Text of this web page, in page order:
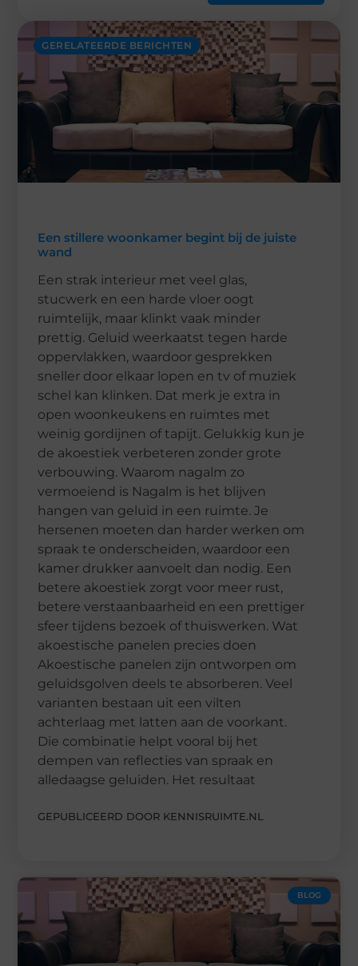
GERELATEERDE BERICHTEN
Een stillere woonkamer begint bij de juiste
wand
Een strak interieur met veel glas,
stucwerk en een harde vloer oogt
ruimtelijk, maar klinkt vaak minder
prettig. Geluid weerkaatst tegen harde
oppervlakken, waardoor gesprekken
sneller door elkaar lopen en tv of muziek
schel kan klinken. Dat merk je extra in
open woonkeukens en ruimtes met
weinig gordijnen of tapijt. Gelukkig kun je
de akoestiek verbeteren zonder grote
verbouwing. Waarom nagalm zo
vermoeiend is Nagalm is het blijven
hangen van geluid in een ruimte. Je
hersenen moeten dan harder werken om
spraak te onderscheiden, waardoor een
kamer drukker aanvoelt dan nodig. Een
betere akoestiek zorgt voor meer rust,
betere verstaanbaarheid en een prettiger
sfeer tijdens bezoek of thuiswerken. Wat
akoestische panelen precies doen
Akoestische panelen zijn ontworpen om
geluidsgolven deels te absorberen. Veel
varianten bestaan uit een vilten
achterlaag met latten aan de voorkant.
Die combinatie helpt vooral bij het
dempen van reflecties van spraak en
alledaagse geluiden. Het resultaat
GEPUBLICEERD DOOR KENNISRUIMTE.NL
BLOG